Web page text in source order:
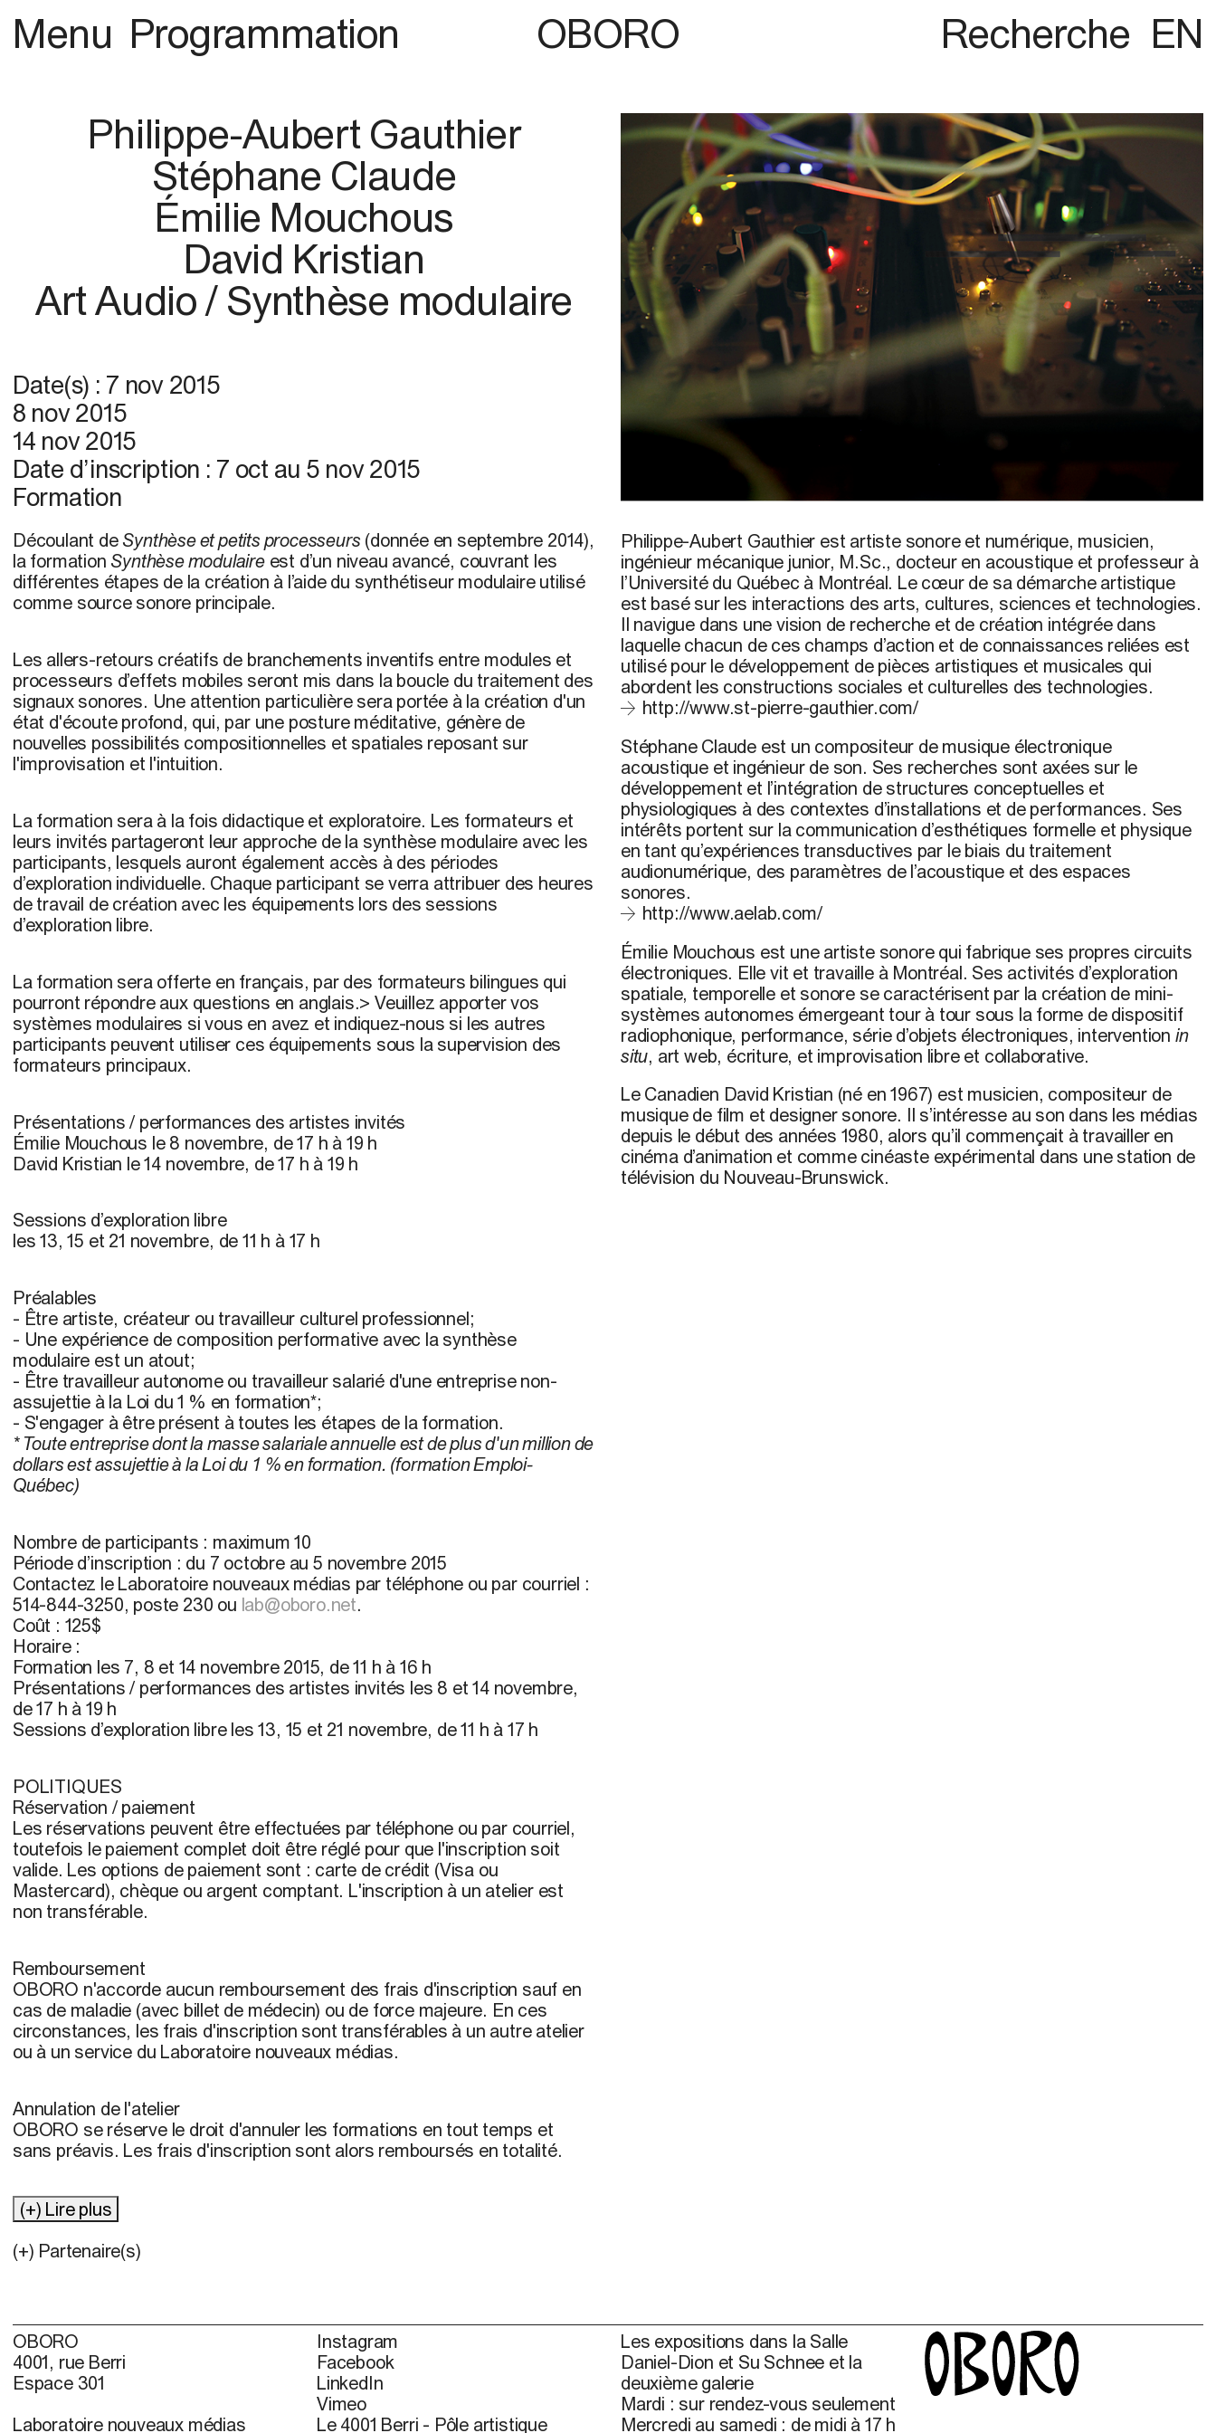
Menu Programmation OBORO Recherche EN
Philippe-Aubert Gauthier
Stéphane Claude
Émilie Mouchous
David Kristian
Art Audio / Synthèse modulaire
Date(s) : 7 nov 2015
8 nov 2015
14 nov 2015
Date d’inscription : 7 oct au 5 nov 2015
Formation
Découlant de Synthèse et petits processeurs (donnée en septembre 2014),
la formation Synthèse modulaireest d’un niveau avancé, couvrant les
différentes étapes de la création à l’aide du synthétiseur modulaire utilisé
comme source sonore principale.
Les allers-retours créatifs de branchements inventifs entre modules et
processeurs d’effets mobiles seront mis dans la boucle du traitement des
signaux sonores. Une attention particulière sera portée à la création d'un
état d'écoute profond, qui, par une posture méditative, génère de
nouvelles possibilités compositionnelles et spatiales reposant sur
l'improvisation et l'intuition.
La formation sera à la fois didactique et exploratoire. Les formateurs et
leurs invités partageront leur approche de la synthèse modulaire avec les
participants, lesquels auront également accès à des périodes
d’exploration individuelle. Chaque participant se verra attribuer des heures
de travail de création avec les équipements lors des sessions
d’exploration libre.
La formation sera offerte en français, par des formateurs bilingues qui
pourront répondre aux questions en anglais.> Veuillez apporter vos
systèmes modulaires si vous en avez et indiquez-nous si les autres
participants peuvent utiliser ces équipements sous la supervision des
formateurs principaux.
Présentations / performances des artistes invités
Émilie Mouchous le 8 novembre, de 17 h à 19 h
David Kristian le 14 novembre, de 17 h à 19 h
Sessions d’exploration libre
les 13, 15 et 21 novembre, de 11 h à 17 h
Préalables
- Être artiste, créateur ou travailleur culturel professionnel;
- Une expérience de composition performative avec la synthèse
modulaire est un atout;
- Être travailleur autonome ou travailleur salarié d'une entreprise non-
assujettie à la Loi du 1 % en formation*;
- S'engager à être présent à toutes les étapes de la formation.
* Toute entreprise dont la masse salariale annuelle est de plus d'un million de
dollars est assujettie à la Loi du 1 % en formation. (formation Emploi-
Québec)
Nombre de participants : maximum 10
Période d’inscription : du 7 octobre au 5 novembre 2015
Contactez le Laboratoire nouveaux médias par téléphone ou par courriel :
514-844-3250, poste 230 ou lab@oboro.net.
Coût : 125$
Horaire:
Formation les 7, 8 et 14 novembre 2015, de 11 h à 16 h
Présentations / performances des artistes invités les 8 et 14 novembre,
de 17 h à 19 h
Sessions d’exploration libre les 13, 15 et 21 novembre, de 11 h à 17 h
POLITIQUES
Réservation / paiement
Les réservations peuvent être effectuées par téléphone ou par courriel,
toutefois le paiement complet doit être réglé pour que l'inscription soit
valide. Les options de paiement sont : carte de crédit (Visa ou
Mastercard), chèque ou argent comptant. L'inscription à un atelier est
non transférable.
Remboursement
OBORO n'accorde aucun remboursement des frais d'inscription sauf en
cas de maladie (avec billet de médecin) ou de force majeure. En ces
circonstances, les frais d'inscription sont transférables à un autre atelier
ou à un service du Laboratoire nouveaux médias.
Annulation de l'atelier
OBORO se réserve le droit d'annuler les formations en tout temps et
sans préavis. Les frais d'inscription sont alors remboursés en totalité.
(+) Lire plus
Philippe-Aubert Gauthier est artiste sonore et numérique, musicien,
ingénieur mécanique junior, M.Sc., docteur en acoustique et professeur à
l’Université du Québec à Montréal. Le cœur de sa démarche artistique
est basé sur les interactions des arts, cultures, sciences et technologies.
Il navigue dans une vision de recherche et de création intégrée dans
laquelle chacun de ces champs d’action et de connaissances reliées est
utilisé pour le développement de pièces artistiques et musicales qui
abordent les constructions sociales et culturelles des technologies.
http://www.st-pierre-gauthier.com/
Stéphane Claude est un compositeur de musique électronique
acoustique et ingénieur de son. Ses recherches sont axées sur le
développement et l’intégration de structures conceptuelles et
physiologiques à des contextes d’installations et de performances. Ses
intérêts portent sur la communication d’esthétiques formelle et physique
en tant qu’expériences transductives par le biais du traitement
audionumérique, des paramètres de l’acoustique et des espaces
sonores.
http://www.aelab.com/
Émilie Mouchous est une artiste sonore qui fabrique ses propres circuits
électroniques. Elle vit et travaille à Montréal. Ses activités d’exploration
spatiale, temporelle et sonore se caractérisent par la création de mini-
systèmes autonomes émergeant tour à tour sous la forme de dispositif
radiophonique, performance, série d’objets électroniques, intervention in
situ, art web, écriture, et improvisation libre et collaborative.
Le Canadien David Kristian (né en 1967) est musicien, compositeur de
musique de film et designer sonore. Il s’intéresse au son dans les médias
depuis le début des années 1980, alors qu’il commençait à travailler en
cinéma d’animation et comme cinéaste expérimental dans une station de
télévision du Nouveau-Brunswick.
(+) Partenaire(s)
OBORO
4001, rue Berri
Espace 301
Laboratoire nouveaux médias
Instagram
Facebook
LinkedIn
Vimeo
Le 4001 Berri - Pôle artistique
Les expositions dans la Salle
Daniel-Dion et Su Schnee et la
deuxième galerie
Mardi : sur rendez-vous seulement
Mercredi au samedi : de midi à 17 h